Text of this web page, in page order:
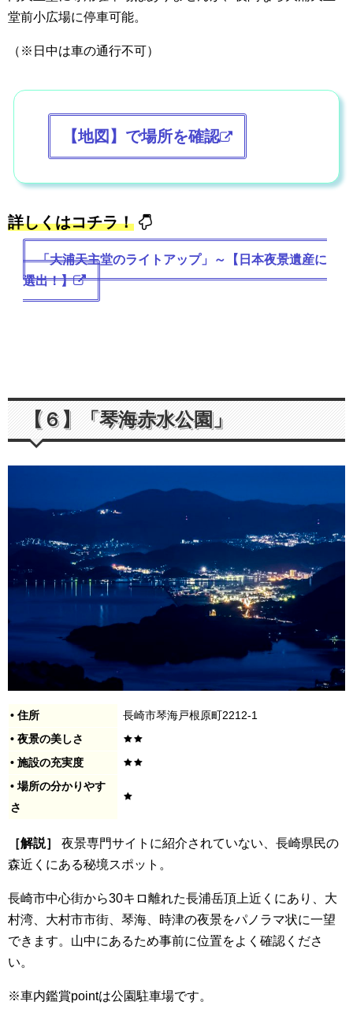
堂前小広場に停車可能。
（※日中は車の通行不可）
【地図】で場所を確認
詳しくはコチラ！
「大浦天主堂のライトアップ」～【日本夜景遺産に
選出！】
【６】「琴海赤水公園」
• 住所
長崎市琴海戸根原町2212-1
• 夜景の美しさ
• 施設の充実度
• 場所の分かりやす
さ
［解説］
夜景専門サイトに紹介されていない、長崎県民の
森近くにある秘境スポット。
長崎市中心街から30キロ離れた長浦岳頂上近くにあり、大
村湾、大村市市街、琴海、時津の夜景をパノラマ状に一望
できます。山中にあるため事前に位置をよく確認くださ
い。
※車内鑑賞pointは公園駐車場です。